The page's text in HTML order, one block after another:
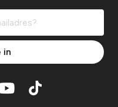
in